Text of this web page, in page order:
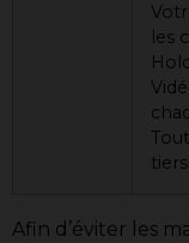
les
Afin d’éviter les